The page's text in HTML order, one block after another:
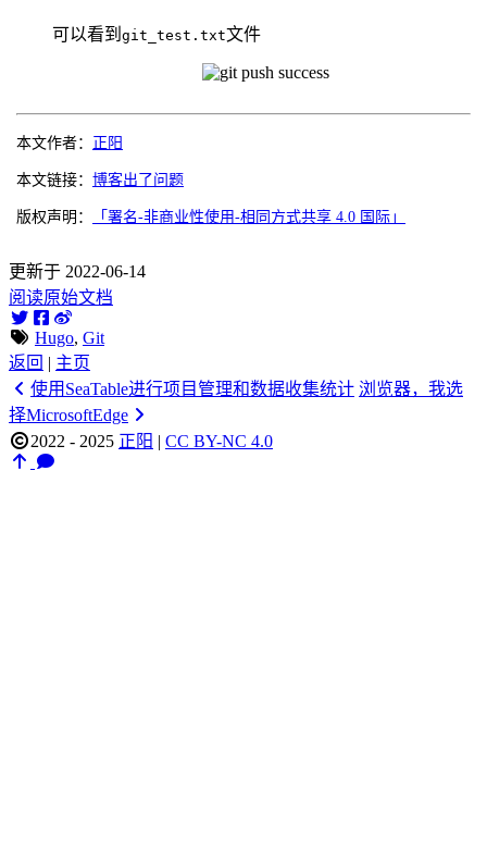
可以看到 git_test.txt文件
本文作者： 正阳
本文链接： 博客出了问题
版权声明： 「署名-非商业性使用-相同方式共享 4.0 国际」
更新于 2022-06-14
阅读原始文档
Hugo, Git
返回 | 主页
使用SeaTable进行项目管理和数据收集统计 浏览器，我选
择MicrosoftEdge
2022 - 2025 正阳 | CC BY-NC 4.0